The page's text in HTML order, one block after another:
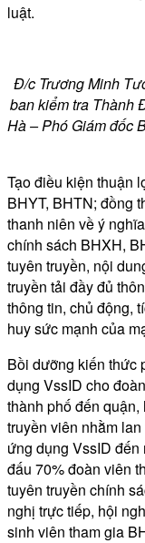
luật.
Đ/c Trương Minh
ban kiểm tra Thành
Hà – Phó Giám đốc
Tạo điều kiện thuận
BHYT, BHTN; đồng
thanh niên về ý
chính sách BHXH,
tuyên truyền, nội
truyền tải đầy đủ
thông tin, chủ động,
huy sức mạnh của
Bồi dưỡng kiến thức
dụng VssID cho
thành phố đến
truyền viên nhằm
ứng dụng VssID
đấu 70% đoàn viên
tuyên truyền chính
nghị trực tiếp, hội
sinh viên tham gia